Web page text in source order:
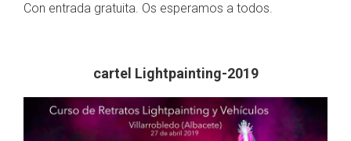
Con entrada gratuita. Os esperamos a todos.
cartel Lightpainting-2019